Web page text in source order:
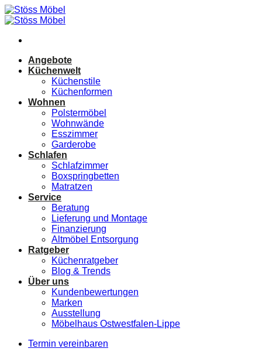
Zum
Inhalt
Angebote
Küchenwelt
Küchenstile
Küchenformen
Wohnen
Polstermöbel
Wohnwände
Esszimmer
Garderobe
Schlafen
Schlafzimmer
Boxspringbetten
Matratzen
Service
Beratung
Lieferung und Montage
Finanzierung
Altmöbel Entsorgung
Ratgeber
Küchenratgeber
Blog & Trends
Über uns
Kundenbewertungen
Marken
Ausstellung
Möbelhaus Ostwestfalen-Lippe
Termin vereinbaren